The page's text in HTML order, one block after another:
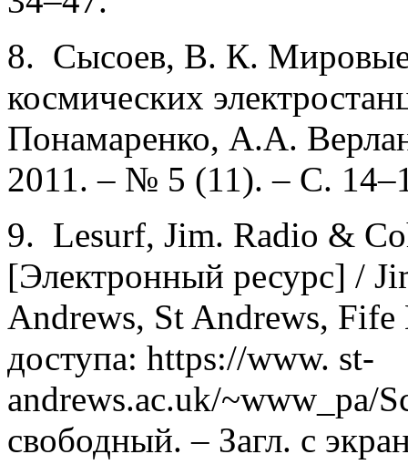
8. Сысоев, В. К. Мировые
космических
Понамаренко, А.А.
2011. – № 5 (11). – С.
9. Lesurf, Jim. Radio &
[Электронный ресурс] /
Andrews, St Andrews,
доступа: https://www. st-
andrews.ac.uk/~www_pa/
свободный. – Загл. с